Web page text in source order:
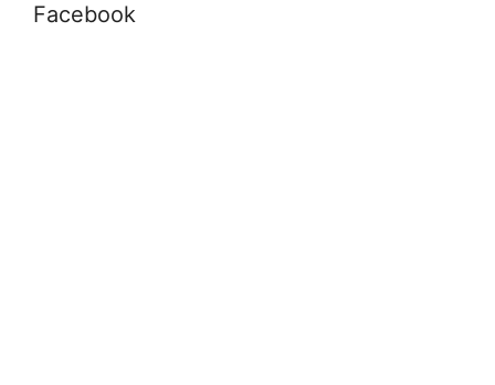
Facebook